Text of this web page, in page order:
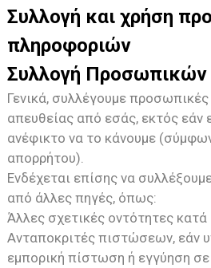
Συλλογή και χρήση
πληροφοριών
Συλλογή
Γενικά, συλλέγουμε
απευθείας από εσάς, εκτός εάν
ανέφικτο να το κάνουμε
απορρήτου).
Ενδέχεται επίσης να
από άλλες πηγές, όπως:
Άλλες σχετικές οντότητες κατά
Ανταποκριτές πιστώσεων, εάν
εμπορική πίστωση ή εγγύηση